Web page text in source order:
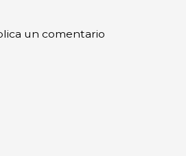
un comentario